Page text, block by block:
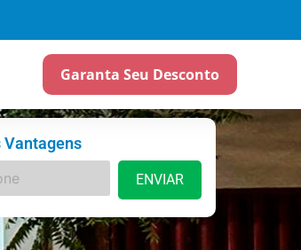
Garanta Seu Desconto
Vantagens